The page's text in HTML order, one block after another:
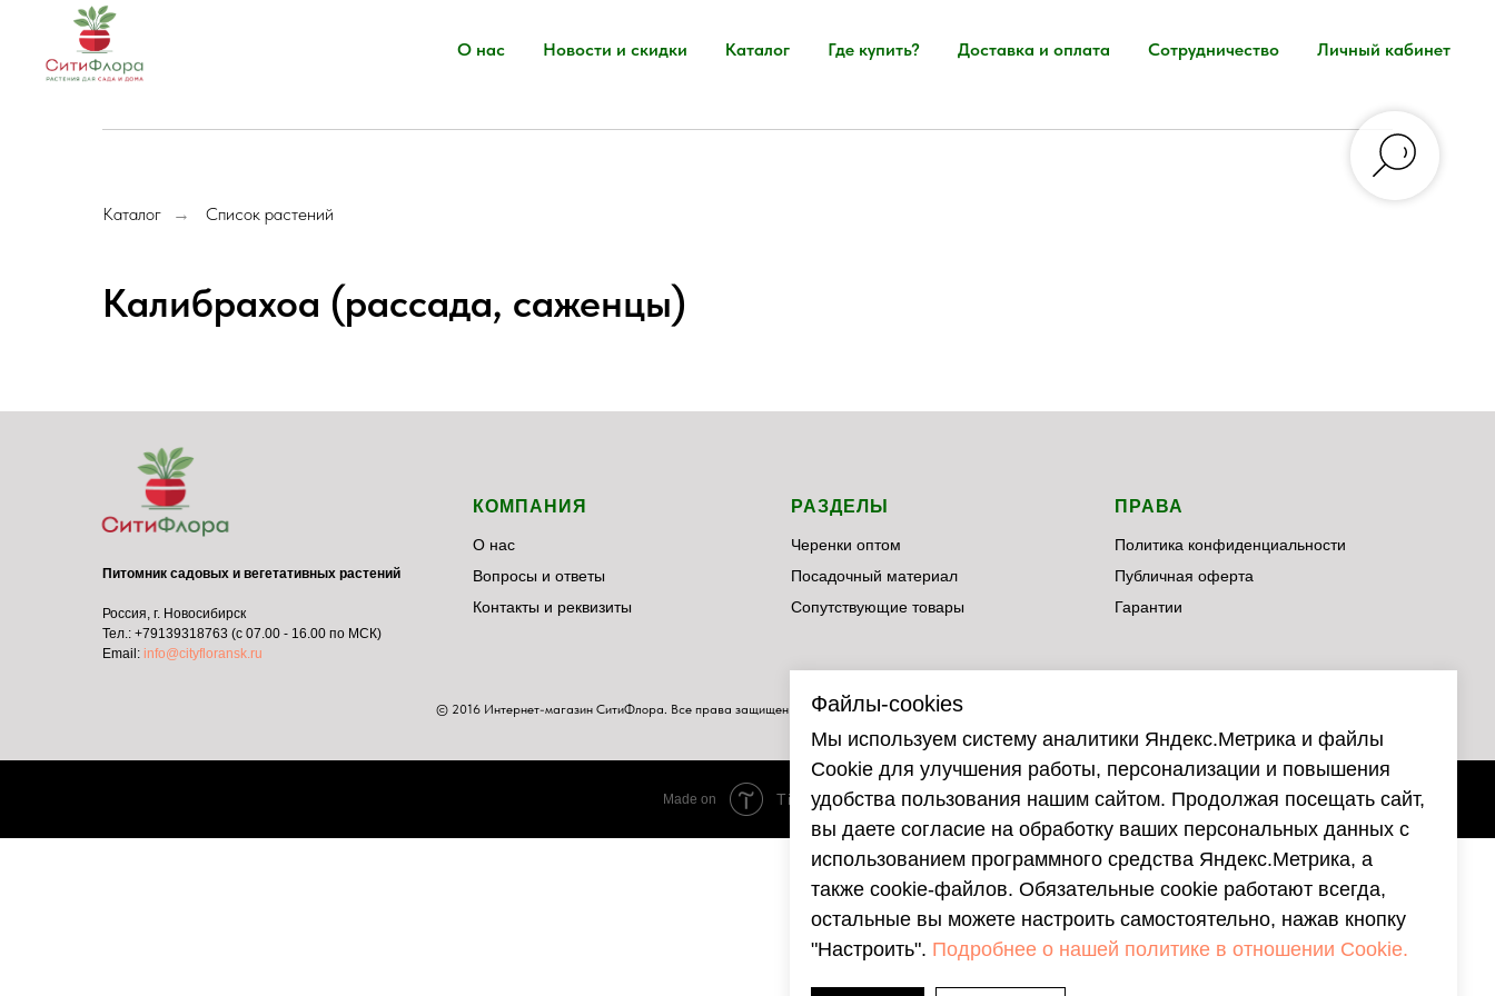
О нас Новости и скидки Каталог Где купить? Доставка и оплата Сотрудничество Личный кабинет
Каталог → Список растений
Калибрахоа (рассада, саженцы)
Дорогие друзья!
Подписывайтесь на наши социальные сети. В них мы
публикуем важную информацию, делаем обзоры на
растения и даем рекомендации по уходу. Будем рады
КОМПАНИЯ
О нас
Вопросы и ответы
Контакты и реквизиты
РАЗДЕЛЫ
Черенки оптом
Посадочный материал
Сопутствующие товары
ПРАВА
Политика конфиденциальности
Публичная оферта
Гарантии
Питомник садовых и вегетативных растений
Россия, г. Новосибирск
Тел.: +79139318763 (с 07.00 - 16.00 по МСК)
Email: info@cityfloransk.ru
© 2016 Интернет-магазин СитиФлора. Все права защищены. Файлы-cookies
Мы используем систему аналитики Яндекс.Метрика и файлы
Cookie для улучшения работы, персонализации и повышения
удобства пользования нашим сайтом. Продолжая посещать сайт,
вы даете согласие на обработку ваших персональных данных с
использованием программного средства Яндекс.Метрика, а
также cookie-файлов. Обязательные cookie работают всегда,
остальные вы можете настроить самостоятельно, нажав кнопку
"Настроить". Подробнее о нашей политике в отношении Cookie.